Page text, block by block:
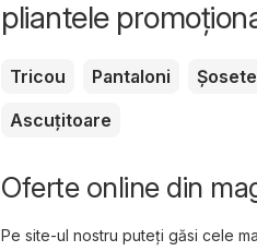
pliantele
Tricou Pantaloni Șosete
Ascuțitoare
Oferte online din
Pe site-ul nostru puteți găsi cele